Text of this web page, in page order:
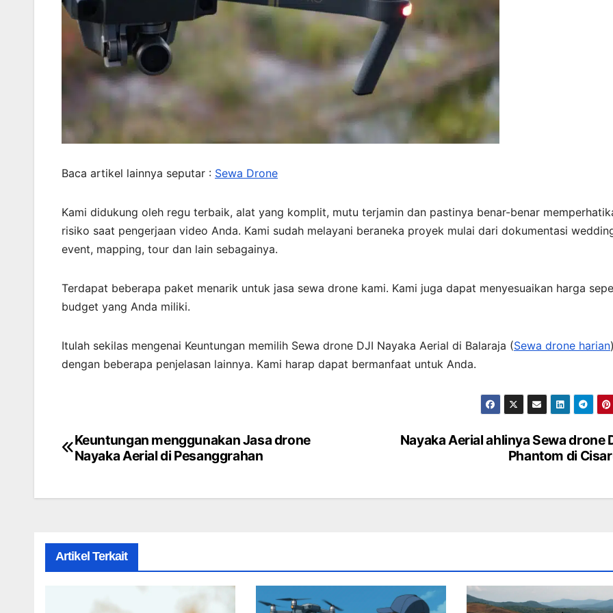
Baca artikel lainnya seputar : Sewa Drone
Kami didukung oleh regu terbaik, alat yang komplit, mutu terjamin dan pastinya benar-benar
risiko saat pengerjaan video Anda. Kami sudah melayani beraneka proyek mulai dari dokumentasi
event, mapping, tour dan lain sebagainya.
Terdapat beberapa paket menarik untuk jasa sewa drone kami. Kami juga dapat menyesuaikan harga
budget yang Anda miliki.
Itulah sekilas mengenai Keuntungan memilih Sewa drone DJI Nayaka Aerial di Balaraja (Sewa drone harian)
dengan beberapa penjelasan lainnya. Kami harap dapat bermanfaat untuk Anda.
Post
Nayaka Aerial ahlinya Sewa drone
Phantom di
Keuntungan menggunakan Jasa drone
Nayaka Aerial di Pesanggrahan
Artikel Terkait